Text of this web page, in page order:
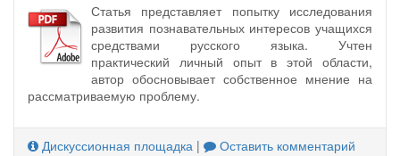
Статья представляет попытку исследования
развития познавательных интересов учащихся
средствами русского языка. Учтен
практический личный опыт в этой области,
автор обосновывает собственное мнение на
рассматриваемую проблему.
Дискуссионная площадка | Оставить комментарий